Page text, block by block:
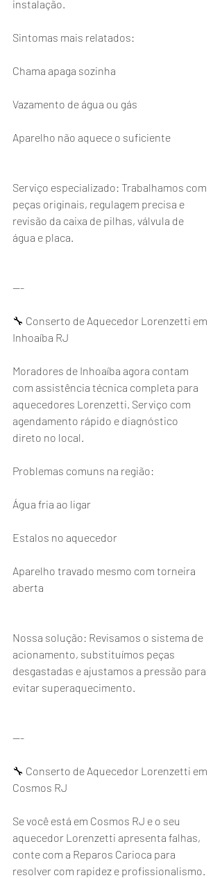
instalação.
Sintomas mais relatados:
Chama apaga sozinha
Vazamento de água ou gás
Aparelho não aquece o suficiente
Serviço especializado: Trabalhamos com
peças originais, regulagem precisa e
revisão da caixa de pilhas, válvula de
água e placa.
---
🔧 Conserto de Aquecedor Lorenzetti em
Inhoaíba RJ
Moradores de Inhoaíba agora contam
com assistência técnica completa para
aquecedores Lorenzetti. Serviço com
agendamento rápido e diagnóstico
direto no local.
Problemas comuns na região:
Água fria ao ligar
Estalos no aquecedor
Aparelho travado mesmo com torneira
aberta
Nossa solução: Revisamos o sistema de
acionamento, substituímos peças
desgastadas e ajustamos a pressão para
evitar superaquecimento.
---
🔧 Conserto de Aquecedor Lorenzetti em
Cosmos RJ
Se você está em Cosmos RJ e o seu
aquecedor Lorenzetti apresenta falhas,
conte com a Reparos Carioca para
resolver com rapidez e profissionalismo.